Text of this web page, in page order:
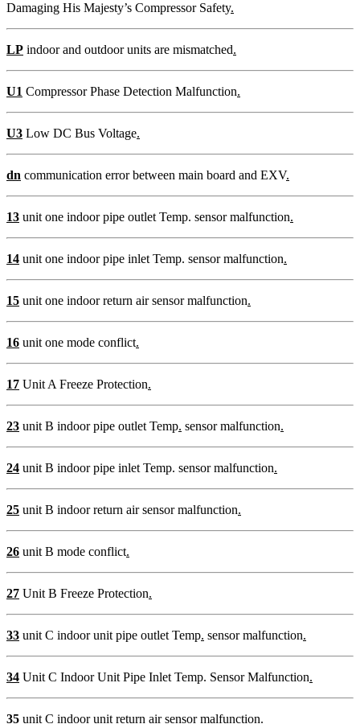
Damaging His Majesty’s Compressor Safety.
LP indoor and outdoor units are mismatched.
U1 Compressor Phase Detection Malfunction.
U3 Low DC Bus Voltage.
dn communication error between main board and EXV.
13 unit one indoor pipe outlet Temp. sensor malfunction.
14 unit one indoor pipe inlet Temp. sensor malfunction.
15 unit one indoor return air sensor malfunction.
16 unit one mode conflict.
17 Unit A Freeze Protection.
23 unit B indoor pipe outlet Temp. sensor malfunction.
24 unit B indoor pipe inlet Temp. sensor malfunction.
25 unit B indoor return air sensor malfunction.
26 unit B mode conflict.
27 Unit B Freeze Protection.
33 unit C indoor unit pipe outlet Temp. sensor malfunction.
34 Unit C Indoor Unit Pipe Inlet Temp. Sensor Malfunction.
35 unit C indoor unit return air sensor malfunction.